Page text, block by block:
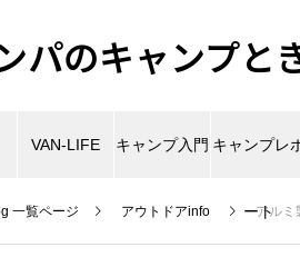
パのキャンプと
VAN-LIFE キャンプ入門 キャンプレ
ート
一覧ページ アウトドアinfo アルミ